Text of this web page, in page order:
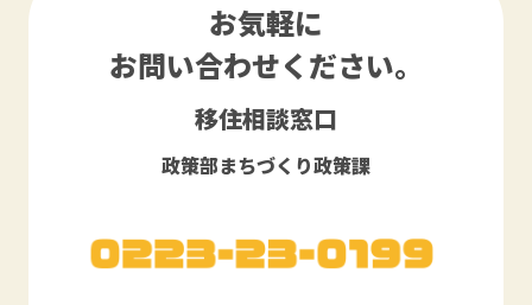
お気軽に
お問い合わせください。
移住相談窓口
政策部まちづくり政策課